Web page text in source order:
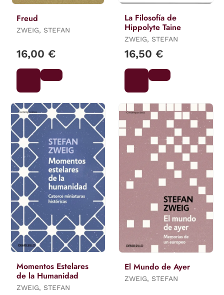
Freud
ZWEIG, STEFAN
16,00 €
La Filosofía de
Hippolyte Taine
ZWEIG, STEFAN
16,50 €
Momentos Estelares
de la Humanidad
ZWEIG, STEFAN
El Mundo de Ayer
ZWEIG, STEFAN